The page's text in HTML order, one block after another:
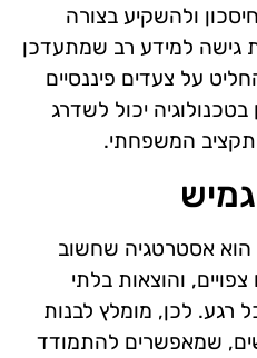
ולהשקיע בצורה
גישה למידע רב שמתעדכן
על צעדים פיננסיים
יכול לשדרג
המשפחתי.
הוא אסטרטגיה שחשוב
והוצאות בלתי
רגע. לכן, מומלץ לבנות
שמאפשרים להתמודד